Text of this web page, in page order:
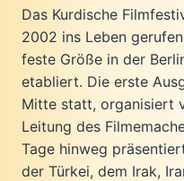
Das Kurdische
2002 ins Leben
feste Größe in der
etabliert. Die erste
Mitte statt, organisiert
Leitung des
Tage hinweg
der Türkei, dem Irak,